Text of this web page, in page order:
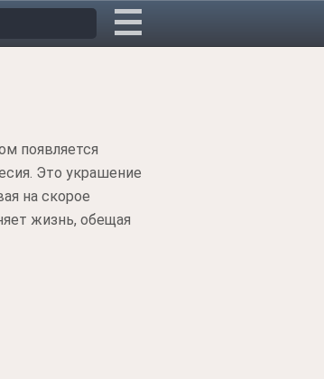
появляется
Это украшение
на скорое
жизнь, обещая